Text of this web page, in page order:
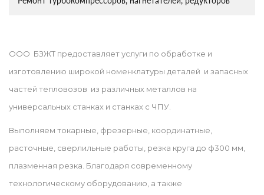
ООО БЗЖТ предоставляет услуги по обработке и
изготовлению широкой номенклатуры деталей и запасных
частей тепловозов из различных металлов на
универсальных станках и станках с ЧПУ.
Выполняем токарные, фрезерные, координатные,
расточные, сверлильные работы, резка круга до ф300 мм,
плазменная резка. Благодаря современному
технологическому оборудованию, а также